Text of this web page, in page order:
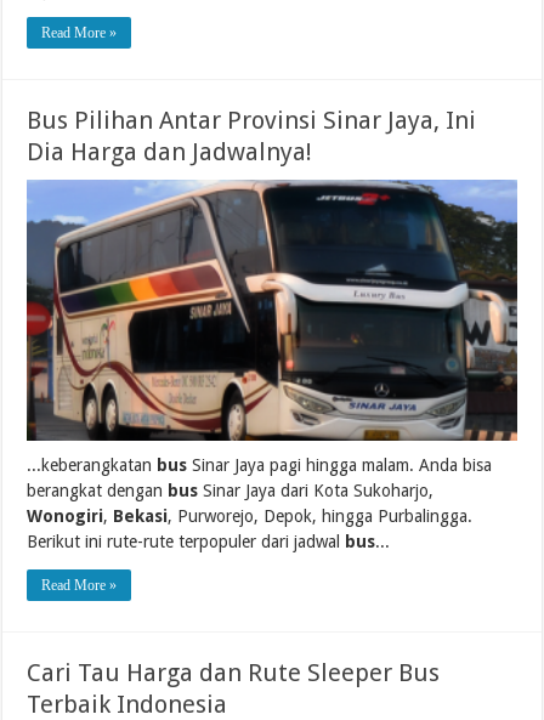
Read More »
Bus Pilihan Antar Provinsi Sinar Jaya, Ini
Dia Harga dan Jadwalnya!
...keberangkatan bus Sinar Jaya pagi hingga malam. Anda bisa
berangkat dengan bus Sinar Jaya dari Kota Sukoharjo,
Wonogiri, Bekasi, Purworejo, Depok, hingga Purbalingga.
Berikut ini rute-rute terpopuler dari jadwal bus...
Read More »
Cari Tau Harga dan Rute Sleeper Bus
Terbaik Indonesia